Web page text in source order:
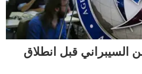
السيبراني قبل انطلاق